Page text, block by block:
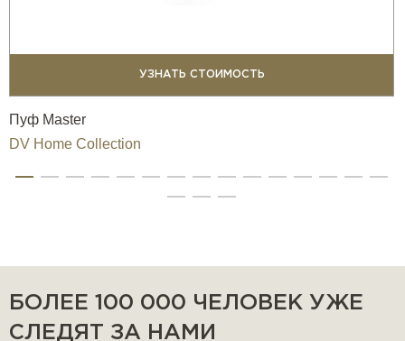
УЗНАТЬ СТОИМОСТЬ
Пуф Master
DV Home Collection
БОЛЕЕ 100 000 ЧЕЛОВЕК УЖЕ
СЛЕДЯТ ЗА НАМИ